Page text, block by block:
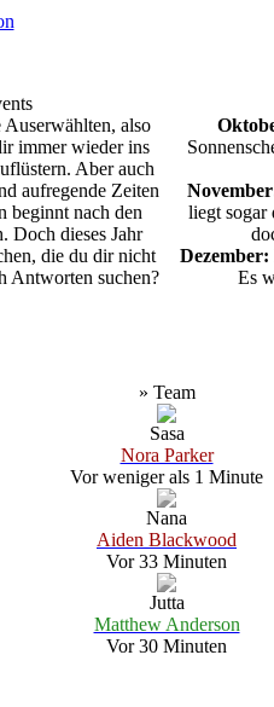
also
immer wieder ins
Aber auch
aufregende Zeiten
beginnt nach den
Doch dieses Jahr
die du dir nicht
Antworten suchen?
liegt sogar
Dezember:
Es
» Team
Sasa
Nora Parker
Vor weniger als 1 Minute
Nana
Aiden Blackwood
Vor 33 Minuten
Jutta
Matthew Anderson
Vor 30 Minuten